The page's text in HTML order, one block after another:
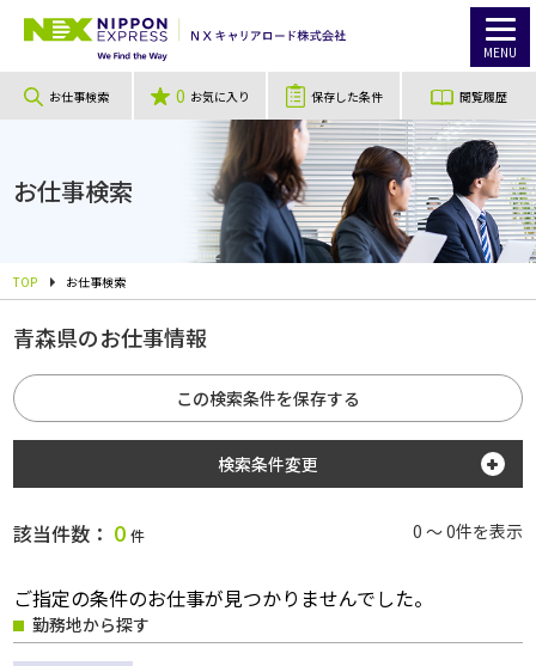
MENU
お仕事検索 0 お気に入り 保存した条件 閲覧履歴
お仕事検索
TOP お仕事検索
該当件数： 0 件 0 ～ 0件を表示
ご指定の条件のお仕事が見つかりませんでした。
青森県のお仕事情報
この検索条件を保存する
検索条件変更
職種
勤務地から探す